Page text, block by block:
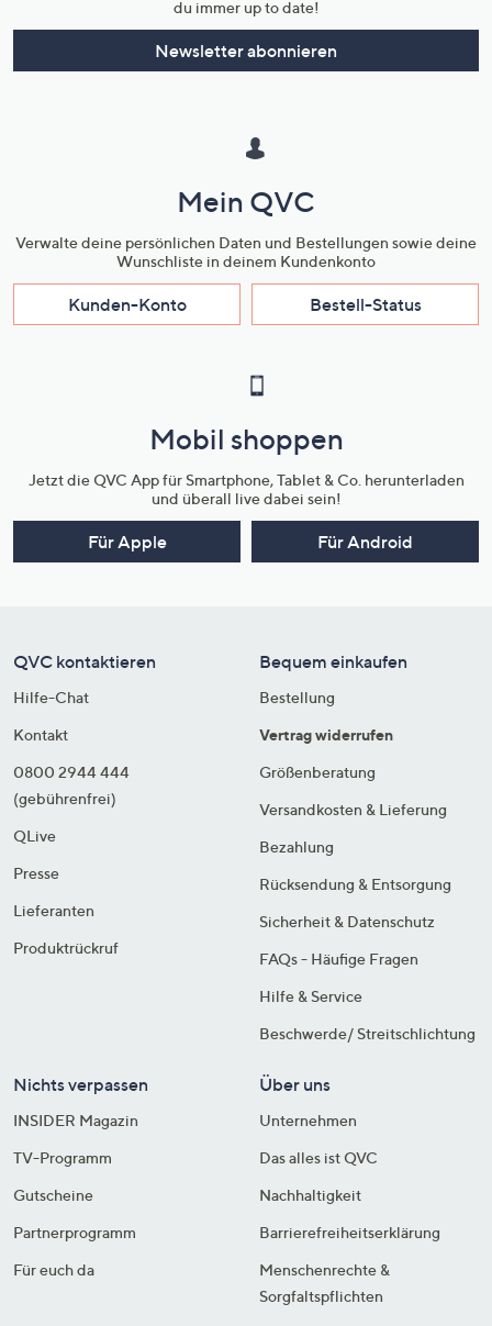
du immer up to date!
Newsletter abonnieren
Mein QVC
Verwalte deine persönlichen Daten und Bestellungen sowie deine
Wunschliste in deinem Kundenkonto
Kunden-Konto Bestell-Status
Mobil shoppen
Jetzt die QVC App für Smartphone, Tablet & Co. herunterladen
und überall live dabei sein!
Für Apple Für Android
QVC kontaktieren
Hilfe-Chat
Kontakt
0800 2944 444
(gebührenfrei)
QLive
Presse
Lieferanten
Produktrückruf
Bequem einkaufen
Bestellung
Vertrag widerrufen
Größenberatung
Versandkosten & Lieferung
Bezahlung
Rücksendung & Entsorgung
Sicherheit & Datenschutz
FAQs - Häufige Fragen
Hilfe & Service
Beschwerde/ Streitschlichtung
Nichts verpassen
INSIDER Magazin
TV-Programm
Gutscheine
Partnerprogramm
Für euch da
Über uns
Unternehmen
Das alles ist QVC
Nachhaltigkeit
Barrierefreiheitserklärung
Menschenrechte &
Sorgfaltspflichten